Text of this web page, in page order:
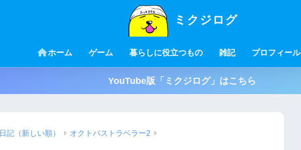
ミクジログ
ホーム ゲーム 暮らしに役立つもの 雑記 プロフィール
YouTube版「ミクジログ」はこちら
記（新しい順） オクトパストラベラー2